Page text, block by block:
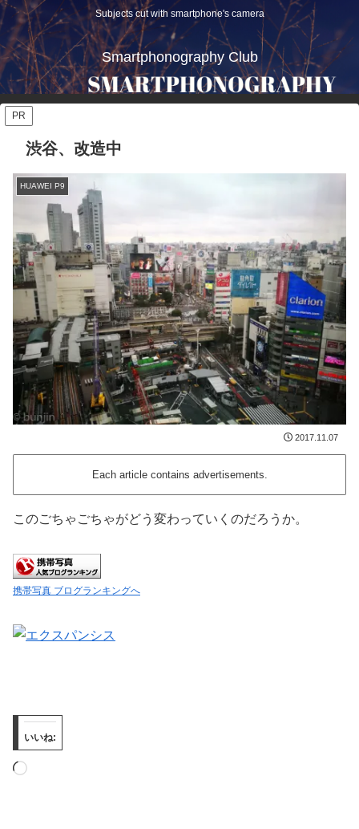
Subjects cut with smartphone's camera
Smartphonography Club
PR
渋谷、改造中
HUAWEI P9
2017.11.07
Each article contains advertisements.
このごちゃごちゃがどう変わっていくのだろうか。
携帯写真 ブログランキングへ
いいね:
読